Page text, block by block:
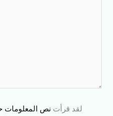
لقد قرأت نص المعلومات